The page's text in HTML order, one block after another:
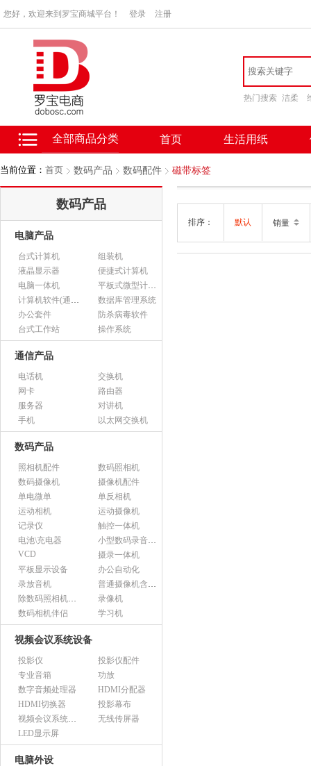
您好，欢迎来到罗宝商城平台！ 登录 注册
热门搜索 洁柔
全部商品分类 首页 生活用纸
当前位置： 首页 数码产品 数码配件 磁带标签
数码产品
电脑产品
台式计算机
组装机
液晶显示器
便捷式计算机
电脑一体机
平板式微型计算机
计算机软件(通用软件)
数据库管理系统
办公套件
防杀病毒软件
台式工作站
操作系统
通信产品
电话机
交换机
网卡
路由器
服务器
对讲机
手机
以太网交换机
数码产品
照相机配件
数码照相机
数码摄像机
摄像机配件
单电微单
单反相机
运动相机
运动摄像机
记录仪
触控一体机
电池\充电器
小型数码录音设备
VCD
摄录一体机
平板显示设备
办公自动化
录放音机
普通摄像机含附件
除数码照相机以外的照相机及器材
录像机
数码相机伴侣
学习机
视频会议系统设备
投影仪
投影仪配件
专业音箱
功放
数字音频处理器
HDMI分配器
HDMI切换器
投影幕布
视频会议系统设备（市采）
无线传屏器
LED显示屏
电脑外设
排序： 默认 销量